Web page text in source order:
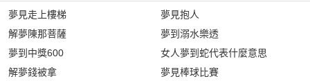
夢見走上樓梯
解夢陳那菩薩
夢到中獎600
解夢錢被拿
夢見抱人
夢到溺水樂透
女人夢到蛇代表什麼意思
夢見棒球比賽